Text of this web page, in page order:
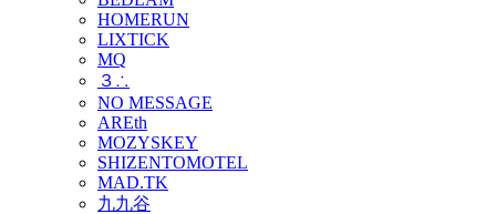
HOMERUN
LIXTICK
MQ
３∴
NO MESSAGE
AREth
MOZYSKEY
SHIZENTOMOTEL
MAD.TK
九九谷